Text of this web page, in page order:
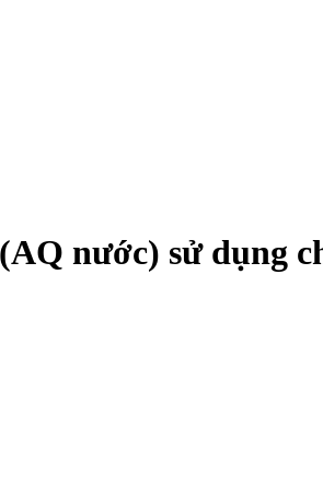
nước) sử dụng